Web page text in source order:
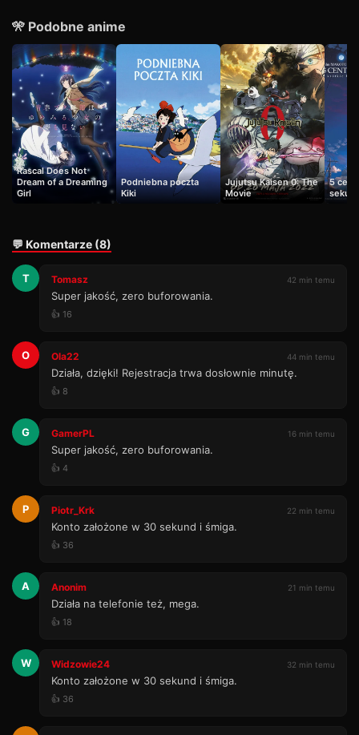
🎌 Podobne anime
Rascal Does Not
Dream of a Dreaming
Girl
Podniebna poczta
Kiki
Jujutsu Kaisen 0: The
Movie
5
💬 Komentarze (8)
T Tomasz 42 min temu
Super jakość, zero buforowania.
👍 16
O Ola22 44 min temu
Działa, dzięki! Rejestracja trwa dosłownie minutę.
👍 8
G GamerPL 16 min temu
Super jakość, zero buforowania.
👍 4
P Piotr_Krk 22 min temu
Konto założone w 30 sekund i śmiga.
👍 36
A Anonim 21 min temu
Działa na telefonie też, mega.
👍 18
W Widzowie24 32 min temu
Konto założone w 30 sekund i śmiga.
👍 36